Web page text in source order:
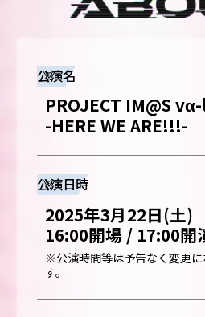
公演名
PROJECT IM@S
-HERE WE ARE!!!-
公演日時
2025年3月22日(土)
16:00開場 / 17:00開
※公演時間等は予告なく変更
す。